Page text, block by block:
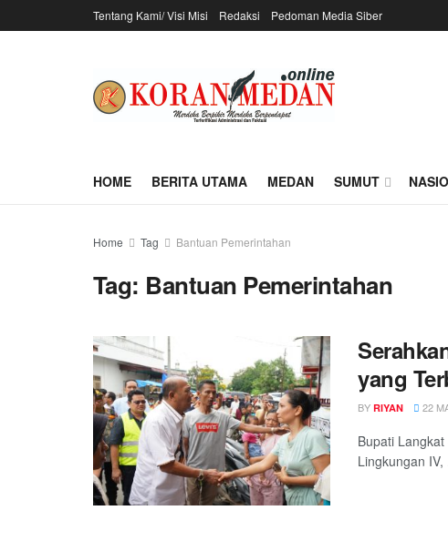
Tentang Kami/ Visi Misi Redaksi Pedoman Media Siber
HOME BERITA UTAMA MEDAN SUMUT
Home Tag Bantuan Pemerintahan
Tag: Bantuan Pemerintahan
yang
BY RIYAN 22
Bupati
Lingkungan IV,